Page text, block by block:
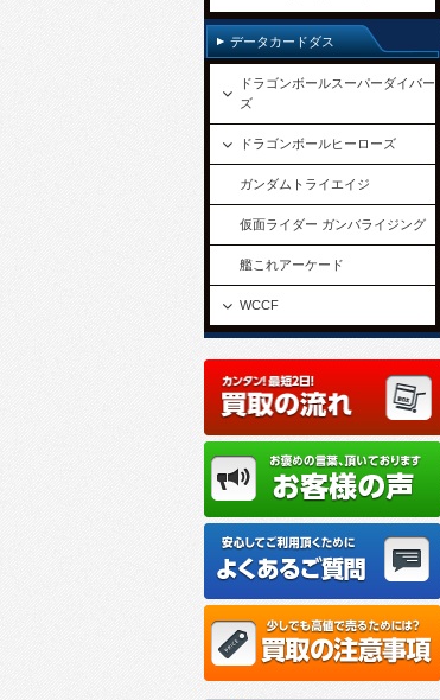
データカードダス
ドラゴンボールスーパーダイバー
ズ
ドラゴンボールヒーローズ
ガンダムトライエイジ
仮面ライダー ガンバライジング
艦これアーケード
WCCF